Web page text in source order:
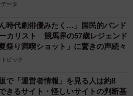
5/24
プチ（ぬこー様ちゃんさん提供）
3年生のぬこー様ちゃんさんは、同
ータ
ん時代劇俳優みたく…」国民的バンド
カリスト 競馬界の57歳レジェンド
祭り満喫ショット」に驚きの声続々
トピック
で「運営者情報」を見る人は約8
るサイト・怪しいサイトの判断基